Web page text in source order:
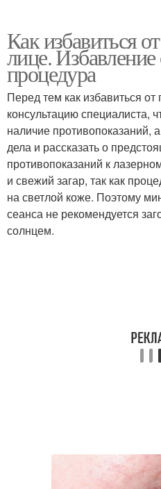
Как избавиться
лице. Избавление
процедура
Перед тем как избавиться от
консультацию специалиста,
наличие противопоказаний,
дела и рассказать о
противопоказаний к
и свежий загар, так как
на светлой коже. Поэтому
сеанса не рекомендуется
солнцем.